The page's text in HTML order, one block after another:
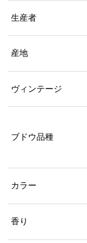
生産者
産地
ヴィンテージ
ブドウ品種
カラー
香り